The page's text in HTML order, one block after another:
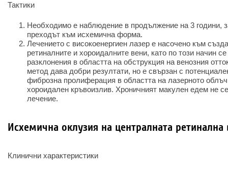
Тактики
Необходимо е наблюдение в продължение на 3 години,
преходът към исхемична форма.
Лечението с високоенергиен лазер е насочено към
ретиналните и хороидалните вени, като по този начин
разклонения в областта на обструкция на венозния
метод дава добри резултати, но е свързан с
фиброзна пролиферация в областта на лазерното
хороидален кръвоизлив. Хроничният макулен едем не
лечение.
Исхемична оклузия на централната ретинална
Клинични характеристики